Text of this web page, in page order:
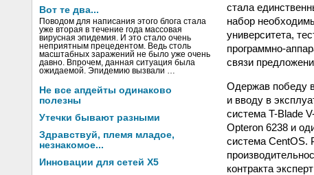
Вот те два...
Поводом для написания этого блога стала
уже вторая в течение года массовая
вирусная эпидемия. И это стало очень
неприятным прецедентом. Ведь столь
масштабных заражений не было уже очень
давно. Впрочем, данная ситуация была
ожидаемой. Эпидемию вызвали …
Не все апдейты одинаково
полезны
Утечки бывают разными
Здравствуй, племя младое,
незнакомое...
Инновации для сетей X5
стала
набор
университета,
программно-
связи
Одержав победу
и вводу в
система T-Blade
Opteron 6238 и
система CentOS.
контракта